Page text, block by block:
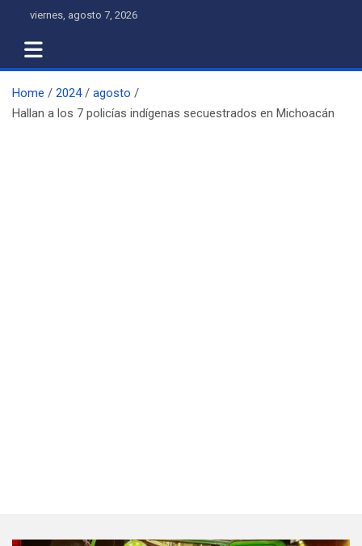
content
viernes, agosto 7, 2026
Home 2024
agosto
Hallan a los 7 policías indígenas secuestrados en Michoacán